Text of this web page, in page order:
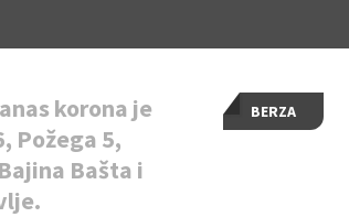
korona je
Požega 5,
Bašta i
BERZA